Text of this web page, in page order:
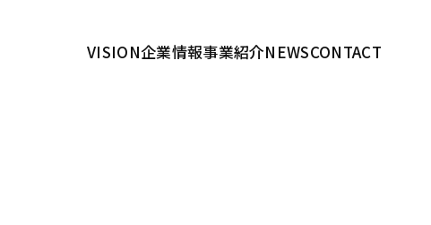
VISION企業情報事業紹介NEWSCONTACT